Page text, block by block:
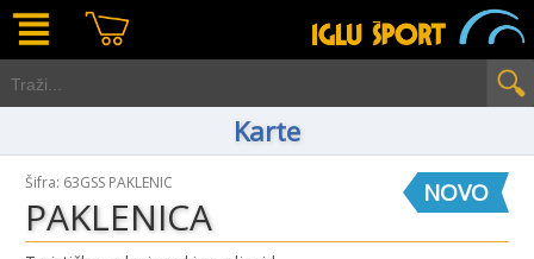
Karte
NOVO
Šifra: 63GSS PAKLENIC
PAKLENICA